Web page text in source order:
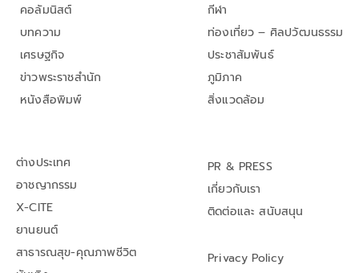
คอลัมนิสต์
บทความ
เศรษฐกิจ
ข่าวพระราชสำนัก
หนังสือพิมพ์
กีฬา
ท่องเที่ยว – ศิลปวัฒนธรรม
ประชาสัมพันธ์
ภูมิภาค
สิ่งแวดล้อม
ต่างประเทศ
อาชญากรรม
X-CITE
ยานยนต์
สาธารณสุข-คุณภาพชีวิต
PR & PRESS
เกี่ยวกับเรา
ติดต่อและ สนับสนุน
Privacy Policy